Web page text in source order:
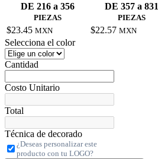
DE 216 a 356
PIEZAS
DE 357 a 831
PIEZAS
$23.45 MXN $22.57 MXN
Selecciona el color
Cantidad
Costo Unitario
Total
Técnica de decorado
¿Deseas personalizar este
producto con tu LOGO?